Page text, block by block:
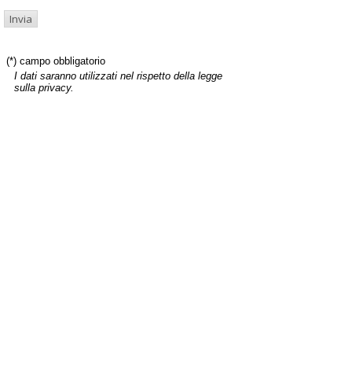
(*) campo obbligatorio
I dati saranno utilizzati nel rispetto della legge
sulla privacy.